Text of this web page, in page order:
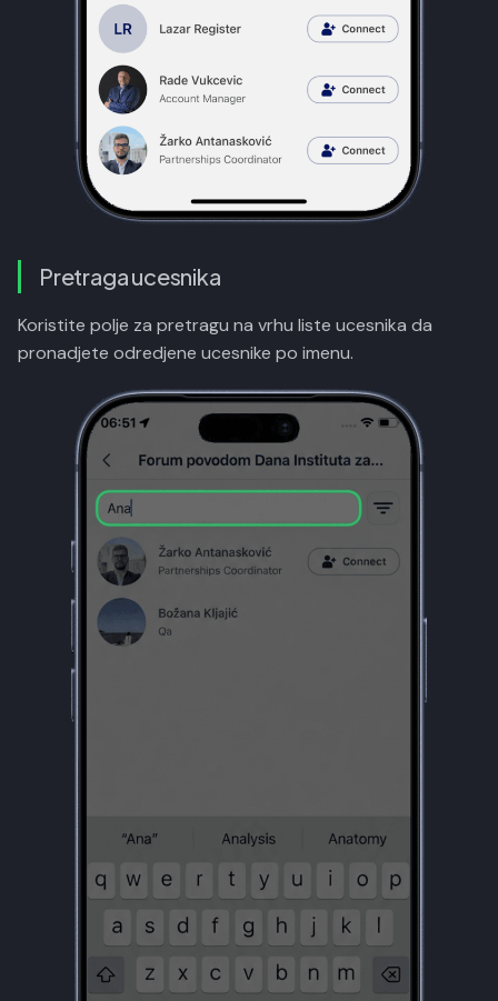
Pretraga ucesnika
Koristite polje za pretragu na vrhu liste ucesnika da
pronadjete odredjene ucesnike po imenu.